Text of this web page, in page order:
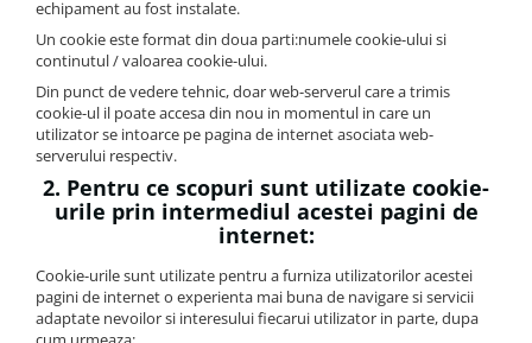
echipament au fost instalate.
Un cookie este format din doua parti:numele cookie-ului si
continutul / valoarea cookie-ului.
Din punct de vedere tehnic, doar web-serverul care a trimis
cookie-ul il poate accesa din nou in momentul in care un
utilizator se intoarce pe pagina de internet asociata web-
serverului respectiv.
2. Pentru ce scopuri sunt utilizate cookie-
urile prin intermediul acestei pagini de
internet:
Cookie-urile sunt utilizate pentru a furniza utilizatorilor acestei
pagini de internet o experienta mai buna de navigare si servicii
adaptate nevoilor si interesului fiecarui utilizator in parte, dupa